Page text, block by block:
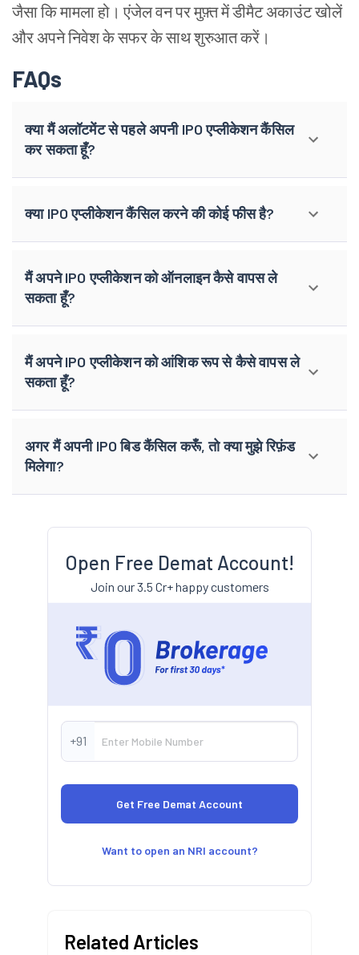
जैसा कि मामला हो। एंजेल वन पर मुफ़्त में डीमैट अकाउंट खोलें
और अपने निवेश के सफर के साथ शुरुआत करें।
FAQs
क्या मैं अलॉटमेंट से पहले अपनी IPO एप्लीकेशन कैंसिल
कर सकता हूँ?
क्या IPO एप्लीकेशन कैंसिल करने की कोई फीस है?
मैं अपने IPO एप्लीकेशन को ऑनलाइन कैसे वापस ले
सकता हूँ?
मैं अपने IPO एप्लीकेशन को आंशिक रूप से कैसे वापस ले
सकता हूँ?
अगर मैं अपनी IPO बिड कैंसिल करूँ, तो क्या मुझे रिफ़ंड
मिलेगा?
Open Free Demat Account!
Join our 3.5 Cr+ happy customers
+91
Want to open an NRI account?
Related Articles